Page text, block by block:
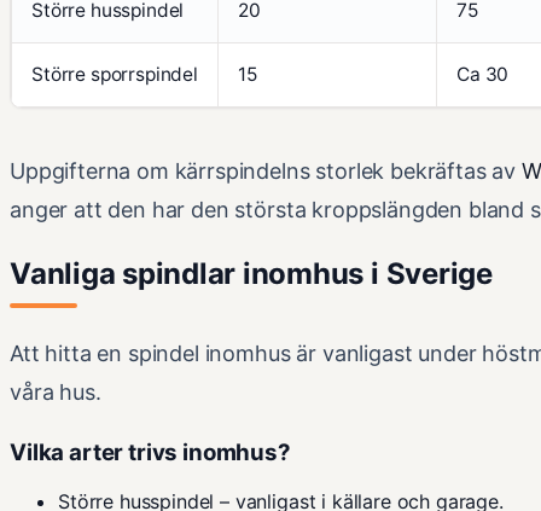
Större husspindel 20 75
Större sporrspindel 15 Ca 30
Uppgifterna om kärrspindelns storlek bekräftas av
anger att den har den största kroppslängden bland
Vanliga spindlar inomhus i Sverige
Att hitta en spindel inomhus är vanligast under
våra hus.
Vilka arter trivs inomhus?
Större husspindel – vanligast i källare och garage.